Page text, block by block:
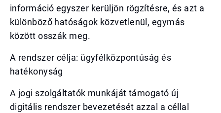
információ egyszer kerüljön rögzítésre, és azt a
különböző hatóságok közvetlenül, egymás
között osszák meg.
A rendszer célja: ügyfélközpontúság és
hatékonyság
A jogi szolgáltatók munkáját támogató új
digitális rendszer bevezetését azzal a céllal